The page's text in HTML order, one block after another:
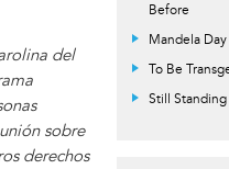
del
sobre
derechos
Before
Mandela
To Be
Still Standing